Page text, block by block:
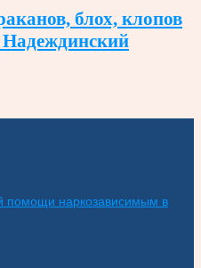
блох, клопов
Надеждинский
помощи наркозависимым в